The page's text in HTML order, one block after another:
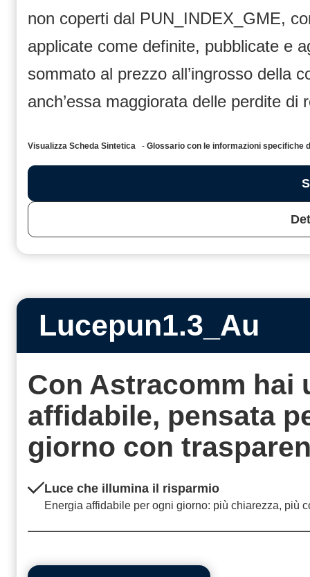
non coperti dal PUN_INDEX_GME,
applicate come definite, pubblicate e
sommato al prezzo all’ingrosso della
anch’essa maggiorata delle perdite di
Visualizza Scheda Sintetica - Glossario con le informazioni
Lucepun1.3_Au
Con Astracomm hai
affidabile, pensata
giorno con
Luce che illumina il risparmio
Energia affidabile per ogni giorno: più chiarezza, più